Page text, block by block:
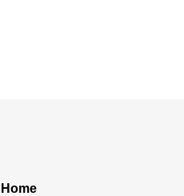
Home